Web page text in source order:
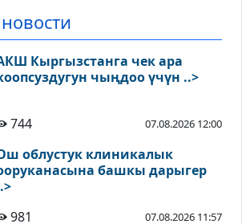
Кыргызстанга чек ара
коопсуздугун чыңдоо үчүн ..>
744 07.08.2026 12:00
облустук клиникалык
башкы дарыгер
981
07.08.2026 11:57